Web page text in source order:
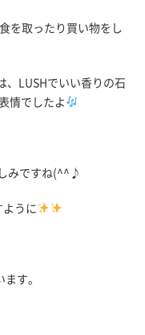
を取ったり買い物をし
、LUSHでいい香りの石
情でしたよ
みですね(^^♪
うに
す。